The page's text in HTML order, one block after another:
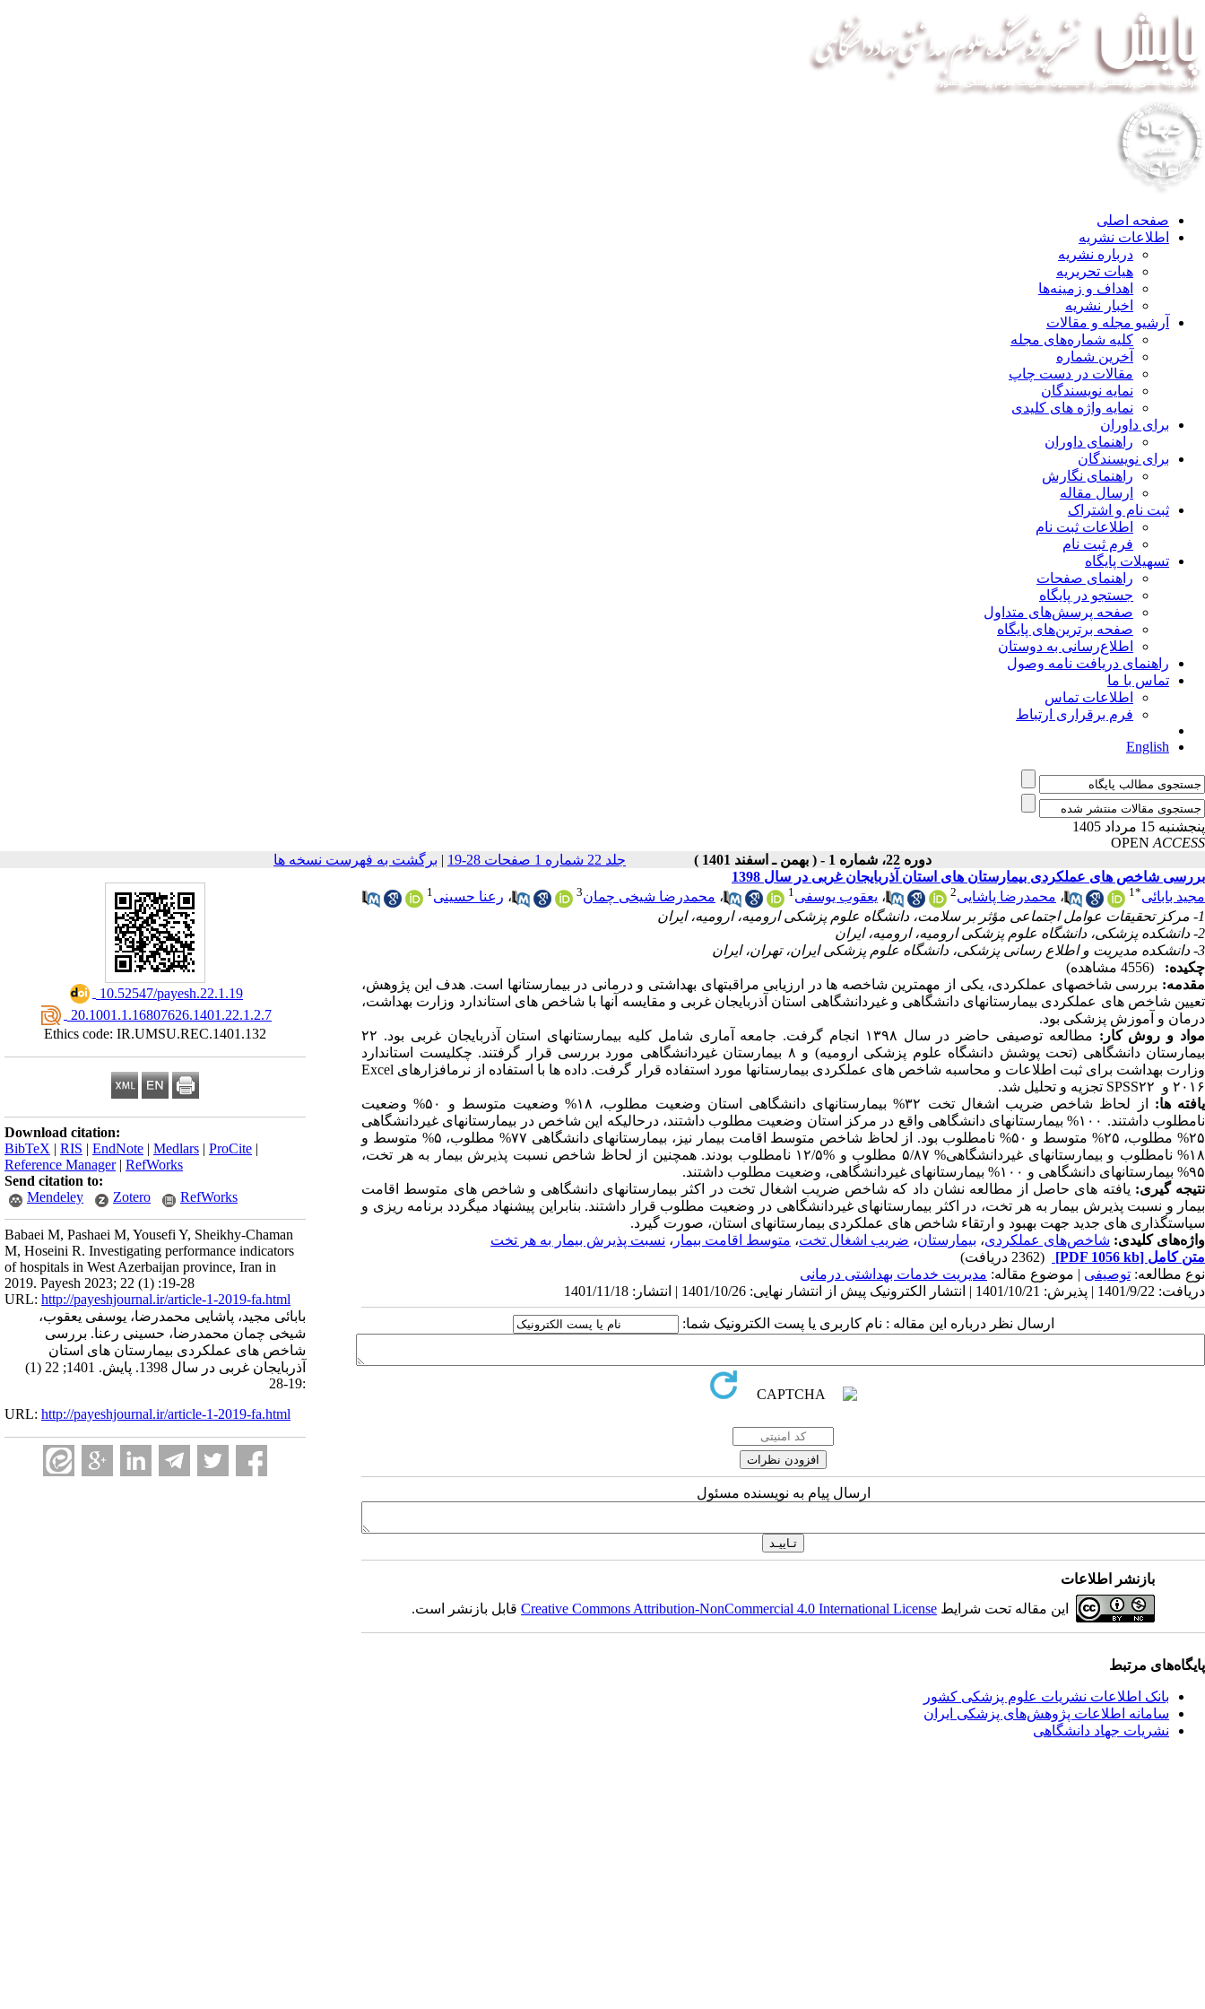
صفحه اصلی
اطلاعات نشریه
درباره نشریه
هیات تحریریه
اهداف و زمینه‌ها
اخبار نشریه
آرشیو مجله و مقالات
کلیه شماره‌های مجله
آخرین شماره
مقالات در دست چاپ
نمایه نویسندگان
نمایه واژه های کلیدی
برای داوران
راهنمای داوران
برای نویسندگان
راهنمای نگارش
ارسال مقاله
ثبت نام و اشتراک
اطلاعات ثبت نام
فرم ثبت نام
تسهیلات پایگاه
راهنمای صفحات
جستجو در پایگاه
صفحه پرسش‌های متداول
صفحه برترین‌های پایگاه
اطلاع‌رسانی به دوستان
راهنمای دریافت نامه وصول
تماس با ما
اطلاعات تماس
فرم برقراری ارتباط
English
پنجشنبه 15 مرداد 1405
OPEN ACCESS
دوره 22، شماره 1 - ( بهمن ـ اسفند 1401 )
جلد 22 شماره 1 صفحات 28-19 | برگشت به فهرست نسخه ها
‎ 10.52547/payesh.22.1.19
‎ 20.1001.1.16807626.1401.22.1.2.7
Ethics code: IR.UMSU.REC.1401.132
Download citation:
BibTeX | RIS | EndNote | Medlars | ProCite |
Reference Manager| RefWorks
Send citation to:
Mendeley
Zotero RefWorks
Babaei M, Pashaei M, Yousefi Y, Sheikhy-Chaman
M, Hoseini R. Investigating performance indicators
of hospitals in West Azerbaijan province, Iran in
2019. Payesh 2023; 22 (1) :19-28
URL: http://payeshjournal.ir/article-1-2019-fa.html
بابائی مجید، پاشایی محمدرضا، یوسفی یعقوب،
شیخی چمان محمدرضا، حسینی رعنا. بررسی
شاخص های عملکردی بیمارستان های استان
آذربایجان غربی در سال 1398. پایش. 1401; 22 (1)
:19-28
URL: http://payeshjournal.ir/article-1-2019-fa.html
بررسی شاخص های عملکردی بیمارستان های استان آذربایجان غربی در سال 1398
مجید بابائی*
1 ، محمدرضا پاشایی2 ، یعقوب یوسفی1 ، محمدرضا شیخی چمان3 ، رعنا حسینی1
1- مرکز تحقیقات عوامل اجتماعی مؤثر بر سلامت، دانشگاه علوم پزشکی ارومیه، ارومیه، ایران
2- دانشکده پزشکی، دانشگاه علوم پزشکی ارومیه، ارومیه، ایران
3- دانشکده مدیریت و اطلاع رسانی پزشکی، دانشگاه علوم پزشکی ایران، تهران، ایران
چکیده:
(4556 مشاهده)
مقدمه: بررسی شاخص­های عملکردی، یکی از مهم­ترین شاخصه­ ها در ارزیابی مراقبت­های بهداشتی و درمانی در بیمارستان­ها است. هدف این پژوهش،
تعیین شاخص ­های عملکردی بیمارستان­های دانشگاهی و غیردانشگاهی استان آذربایجان غربی و مقایسه آن­ها با شاخص­ های استاندارد وزارت بهداشت،
درمان و آموزش پزشکی بود.
مواد و روش کار:
مطالعه توصیفی حاضر در سال ۱۳۹۸ انجام گرفت. جامعه آماری شامل کلیه بیمارستا­ن­های استان آذربایجان غربی بود. ۲۲
بیمارستان دانشگاهی (تحت پوشش دانشگاه علوم پزشکی ارومیه) و ۸ بیمارستان غیردانشگاهی مورد بررسی قرار گرفتند. چک­لیست استاندارد
وزارت بهداشت برای ثبت اطلاعات و محاسبه شاخص­ های عملکردی بیمارستان­ها مورد استفاده قرار گرفت. داده ­ها با استفاده از نرم­افزارهای Excel
۲۰۱۶ و SPSS۲۲ تجزیه و تحلیل شد.
یافته­ ها:
از لحاظ شاخص ضریب اشغال تخت ۳۲% بیمارستان­های دانشگاهی استان وضعیت مطلوب، ۱۸% وضعیت متوسط و ۵۰% وضعیت
نامطلوب داشتند. ۱۰۰% بیمارستان­های دانشگاهی واقع در مرکز استان وضعیت مطلوب داشتند، درحالیکه این شاخص در بیمارستان­های غیردانشگاهی
۲۵% مطلوب، ۲۵% متوسط و ۵۰% نامطلوب بود. از لحاظ شاخص متوسط اقامت بیمار نیز، بیمارستان­های دانشگاهی ۷۷% مطلوب، ۵% متوسط و
۱۸% نامطلوب و بیمارستان­های غیردانشگاهی% ۵/۸۷ مطلوب و %۱۲/۵ نامطلوب بودند. همچنین از لحاظ شاخص نسبت پذیرش بیمار به هر تخت،
۹۵% بیمارستان­های دانشگاهی و ۱۰۰% بیمارستان­های غیردانشگاهی، وضعیت مطلوب داشتند.
نتیجه­ گیری: یافته های حاصل از مطالعه نشان داد که شاخص ضریب اشغال تخت در اکثر بیمارستان­های دانشگاهی و شاخص ­های متوسط اقامت
بیمار و نسبت پذیرش بیمار به هر تخت، در اکثر بیمارستان­های غیردانشگاهی در وضعیت مطلوب قرار داشتند. بنابراین پیشنهاد می­گردد برنامه ­ریزی و
سیاستگذاری­ های جدید جهت بهبود و ارتقاء شاخص­ های عملکردی بیمارستان­های استان، صورت گیرد.
واژه‌های کلیدی: شاخص‌های عملکردی، بیمارستان‌، ضریب اشغال تخت، متوسط اقامت بیمار ، نسبت پذیرش بیمار به هر تخت
متن کامل [PDF 1056 kb]
(2362 دریافت)
نوع مطالعه: توصیفی | موضوع مقاله: مدیریت خدمات بهداشتی درمانی
دریافت: 1401/9/22 | پذیرش: 1401/10/21 | انتشار الکترونیک پیش از انتشار نهایی: 1401/10/26 | انتشار: 1401/11/18
ارسال نظر درباره این مقاله : نام کاربری یا پست الکترونیک شما:
ارسال پیام به نویسنده مسئول
بازنشر اطلاعات
این مقاله تحت شرایط Creative Commons Attribution-NonCommercial 4.0 International Licenseقابل بازنشر است.
پایگاه‌های مرتبط
بانک اطلاعات نشریات علوم پزشکی کشور
سامانه اطلاعات پژوهش‌های پزشکی ایران
نشریات جهاد دانشگاهی